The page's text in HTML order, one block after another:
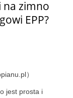
na zimno
EPP?
）
jest prosta i